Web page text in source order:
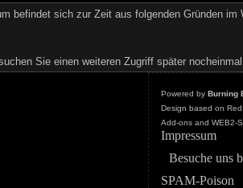
befindet sich zur Zeit aus folgenden Gründen im
Sie einen weiteren Zugriff später
Powered by Burning
Design based on
Add-ons and WEB2-
Impressum
Besuche uns
SPAM-Poison